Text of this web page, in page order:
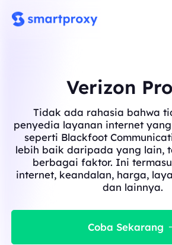
Verizon
Tidak ada rahasia bahwa
penyedia layanan internet
seperti Blackfoot
lebih baik daripada yang lain,
berbagai faktor. Ini
internet, keandalan, harga,
dan lainnya.
Coba Sekarang